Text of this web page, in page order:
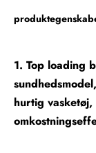
1. Top loading
hurtig